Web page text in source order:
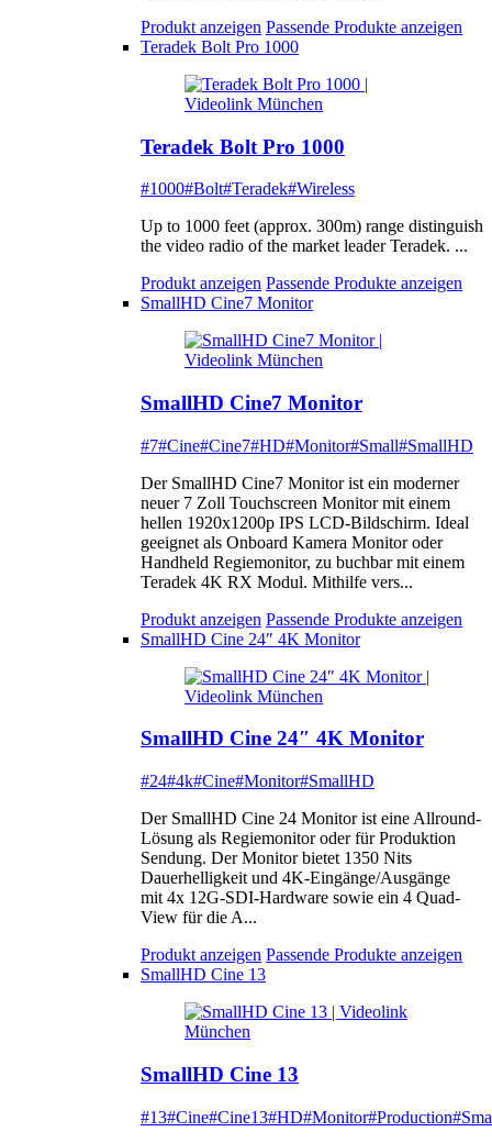
Produkt anzeigen Passende Produkte anzeigen
Teradek Bolt Pro 1000
Teradek Bolt Pro 1000
#1000#Bolt#Teradek#Wireless
Up to 1000 feet (approx. 300m) range distinguish
the video radio of the market leader Teradek. ...
Produkt anzeigen Passende Produkte anzeigen
SmallHD Cine7 Monitor
SmallHD Cine7 Monitor
#7#Cine#Cine7#HD#Monitor#Small#SmallHD
Der SmallHD Cine7 Monitor ist ein moderner
neuer 7 Zoll Touchscreen Monitor mit einem
hellen 1920x1200p IPS LCD-Bildschirm. Ideal
geeignet als Onboard Kamera Monitor oder
Handheld Regiemonitor, zu buchbar mit einem
Teradek 4K RX Modul. Mithilfe vers...
Produkt anzeigen Passende Produkte anzeigen
SmallHD Cine 24″ 4K Monitor
SmallHD Cine 24″ 4K Monitor
#24#4k#Cine#Monitor#SmallHD
Der SmallHD Cine 24 Monitor ist eine Allround-
Lösung als Regiemonitor oder für Produktion
Sendung. Der Monitor bietet 1350 Nits
Dauerhelligkeit und 4K-Eingänge/Ausgänge
mit 4x 12G-SDI-Hardware sowie ein 4 Quad-
View für die A...
Produkt anzeigen Passende Produkte anzeigen
SmallHD Cine 13
SmallHD Cine 13
#13#Cine#Cine13#HD#Monitor#Production